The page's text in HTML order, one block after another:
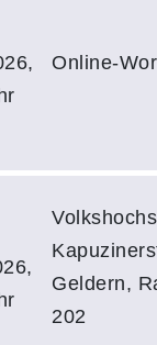
Online-
Geldern,
202